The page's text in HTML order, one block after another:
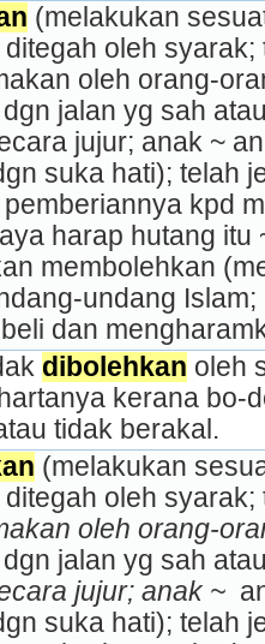
(melakukan
ditegah oleh
oleh orang-
jalan yg sah
jujur; anak ~
suka hati); telah
kpd
harap hutang itu
membolehkan
undang
dan
dibolehkan oleh
kerana bo-
tidak berakal.
(melakukan
ditegah oleh
oleh orang-
jalan yg sah
jujur; anak ~
suka hati); telah